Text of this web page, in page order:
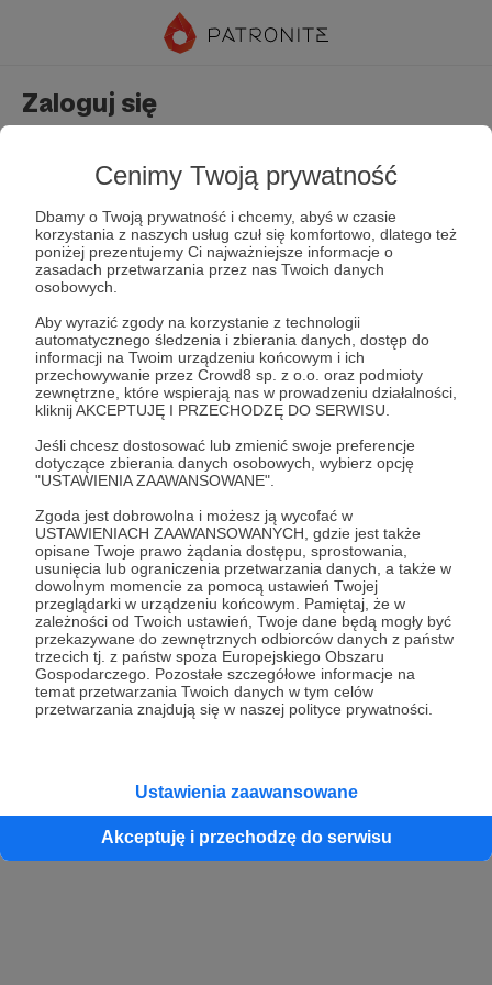
Cenimy Twoją prywatność
Dbamy o Twoją prywatność i chcemy, abyś w czasie
korzystania z naszych usług czuł się komfortowo, dlatego też
poniżej prezentujemy Ci najważniejsze informacje o
zasadach przetwarzania przez nas Twoich danych
osobowych.
Aby wyrazić zgody na korzystanie z technologii
automatycznego śledzenia i zbierania danych, dostęp do
informacji na Twoim urządzeniu końcowym i ich
przechowywanie przez Crowd8 sp. z o.o. oraz podmioty
zewnętrzne, które wspierają nas w prowadzeniu działalności,
kliknij AKCEPTUJĘ I PRZECHODZĘ DO SERWISU.
Jeśli chcesz dostosować lub zmienić swoje preferencje
dotyczące zbierania danych osobowych, wybierz opcję
"USTAWIENIA ZAAWANSOWANE".
Zgoda jest dobrowolna i możesz ją wycofać w
USTAWIENIACH ZAAWANSOWANYCH, gdzie jest także
opisane Twoje prawo żądania dostępu, sprostowania,
usunięcia lub ograniczenia przetwarzania danych, a także w
dowolnym momencie za pomocą ustawień Twojej
przeglądarki w urządzeniu końcowym. Pamiętaj, że w
zależności od Twoich ustawień, Twoje dane będą mogły być
przekazywane do zewnętrznych odbiorców danych z państw
trzecich tj. z państw spoza Europejskiego Obszaru
Gospodarczego. Pozostałe szczegółowe informacje na
temat przetwarzania Twoich danych w tym celów
przetwarzania znajdują się w naszej polityce prywatności.
Ustawienia zaawansowane
Akceptuję i przechodzę do serwisu
Zaloguj się
Zapamiętaj mnie Zapomniałeś hasła?
Zaloguj
lub
Kontynuuj z Google
Kontynuuj z Facebook
Kontynuuj z Apple
konta przez osobę niepełnoletnią” dostępny w regulaminie Patronite.pl